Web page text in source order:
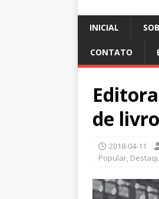
INICIAL
CONTATO
de
2018-04-11
Popular,